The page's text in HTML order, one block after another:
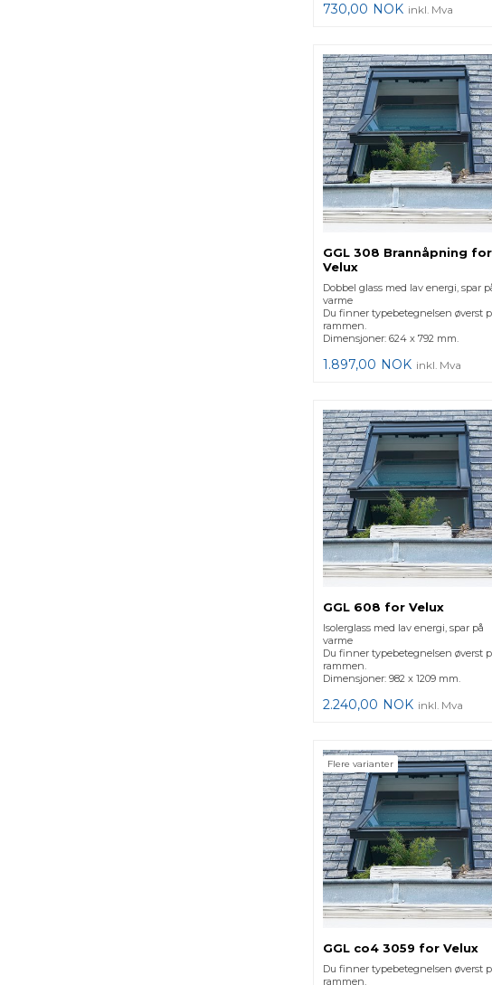
730,00 NOK inkl. Mva
GGL 308 Brannåpning for
Velux
Dobbel glass med lav energi, spar
varme
Du finner typebetegnelsen øverst
rammen.
Dimensjoner: 624 x 792 mm.
1.897,00 NOK inkl. Mva
GGL 608 for Velux
Isolerglass med lav energi, spar på
varme
Du finner typebetegnelsen øverst
rammen.
Dimensjoner: 982 x 1209 mm.
2.240,00 NOK inkl. Mva
Flere varianter
GGL co4 3059 for Velux
Du finner typebetegnelsen øverst
rammen.